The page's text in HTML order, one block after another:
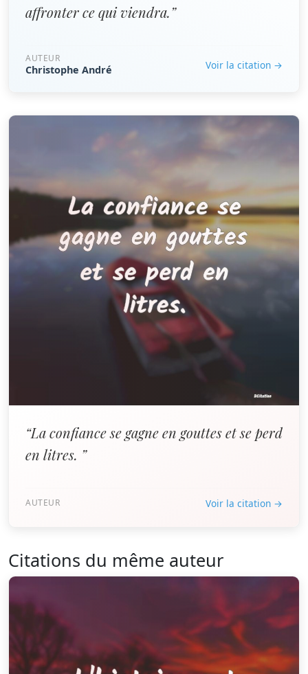
affronter ce qui viendra.”
AUTEUR
Christophe André Voir la citation →
“La confiance se gagne en gouttes et se perd
en litres. ”
AUTEUR Voir la citation →
Citations du même auteur